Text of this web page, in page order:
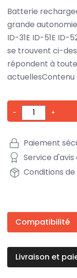
Batterie
grande
ID-31E ID-51E
se trouvent ci-
répondent à
actuellesContenu
- +
Paiement
Service d'avis
Conditions
Compatibilité
Livraison et